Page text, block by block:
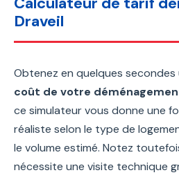
Draveil
Obtenez en quelques secondes
coût de votre
ce simulateur vous donne une
réaliste selon le type de
le volume estimé. Notez
nécessite une visite technique